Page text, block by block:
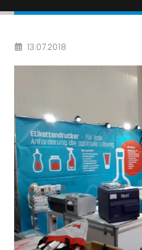
13.07.2018